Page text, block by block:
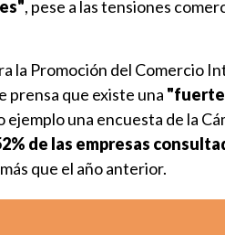
, pese a las tensiones
la Promoción del Comercio
prensa que existe una "fuerte
una encuesta de la
de las empresas
que el año anterior.